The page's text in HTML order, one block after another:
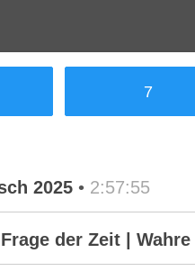
7
2025 • 2:57:55
der Zeit |